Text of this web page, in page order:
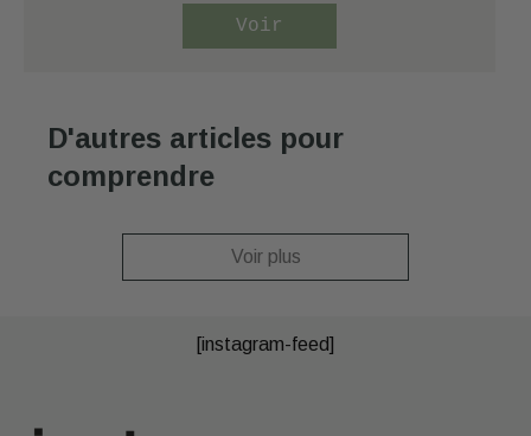
Voir
D'autres articles pour
comprendre
Voir plus
[instagram-feed]